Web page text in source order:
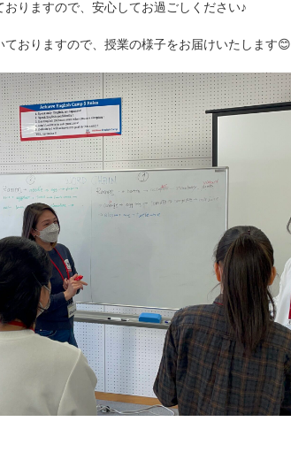
りますので、安心してお過ごしください♪
おりますので、授業の様子をお届けいたします😊